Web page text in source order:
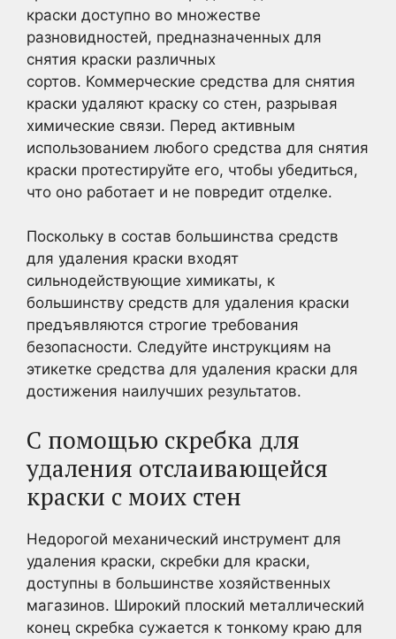
краски доступно во множестве
разновидностей, предназначенных для
снятия краски различных
сортов. Коммерческие средства для снятия
краски удаляют краску со стен, разрывая
химические связи. Перед активным
использованием любого средства для снятия
краски протестируйте его, чтобы убедиться,
что оно работает и не повредит отделке.
Поскольку в состав большинства средств
для удаления краски входят
сильнодействующие химикаты, к
большинству средств для удаления краски
предъявляются строгие требования
безопасности. Следуйте инструкциям на
этикетке средства для удаления краски для
достижения наилучших результатов.
С помощью скребка для
удаления отслаивающейся
краски с моих стен
Недорогой механический инструмент для
удаления краски, скребки для краски,
доступны в большинстве хозяйственных
магазинов. Широкий плоский металлический
конец скребка сужается к тонкому краю для